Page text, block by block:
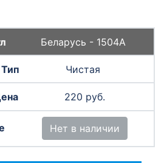
Беларусь - 1504А
Чистая
220 руб.
Нет в наличии